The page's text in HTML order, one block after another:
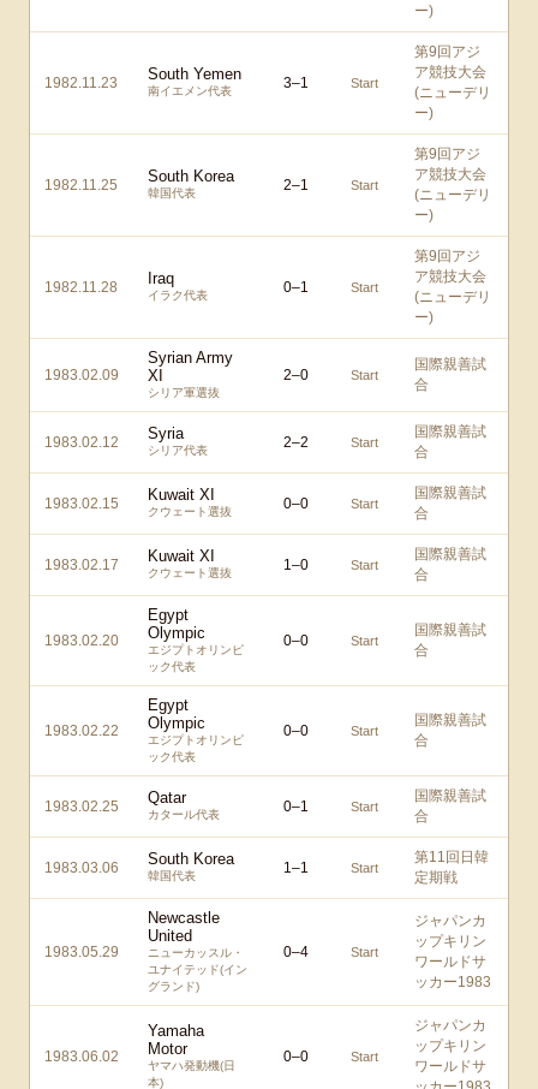
ー)
1982.11.23 South Yemen
南イエメン代表 3–1 Start
第9回アジ
ア競技大会
(ニューデリ
ー)
1982.11.25 South Korea
韓国代表 2–1 Start
第9回アジ
ア競技大会
(ニューデリ
ー)
1982.11.28 Iraq
イラク代表 0–1 Start
第9回アジ
ア競技大会
(ニューデリ
ー)
1983.02.09
Syrian Army
XI
シリア軍選抜
2–0 Start
国際親善試
合
1983.02.12 Syria
シリア代表 2–2 Start
国際親善試
合
1983.02.15 Kuwait XI
クウェート選抜 0–0 Start
国際親善試
合
1983.02.17 Kuwait XI
クウェート選抜 1–0 Start
国際親善試
合
1983.02.20
Egypt
Olympic
エジプトオリンピ
ック代表
0–0 Start
国際親善試
合
1983.02.22
Egypt
Olympic
エジプトオリンピ
ック代表
0–0 Start
国際親善試
合
1983.02.25 Qatar
カタール代表 0–1 Start
国際親善試
合
1983.03.06 South Korea
韓国代表 1–1 Start
第11回日韓
定期戦
1983.05.29
Newcastle
United
ニューカッスル・
ユナイテッド(イン
グランド)
0–4 Start
ジャパンカ
ップキリン
ワールドサ
ッカー1983
1983.06.02
Yamaha
Motor
ヤマハ発動機(日
本)
0–0 Start
ジャパンカ
ップキリン
ワールドサ